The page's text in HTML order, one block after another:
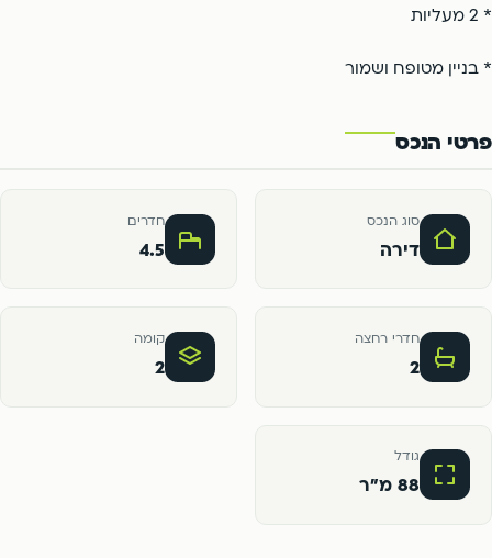
* 2 מעליות
* בניין מטופח ושמור
פרטי הנכס
סוג הנכס
דירה
חדרים
4.5
חדרי רחצה
2
קומה
2
גודל
88 מ"ר